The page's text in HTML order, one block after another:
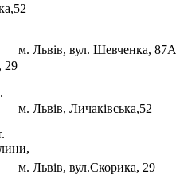
29
м. Львів, вул. Шевченка, 87А
м. Львів, Личаківська,52
м. Львів, вул.Скорика, 29